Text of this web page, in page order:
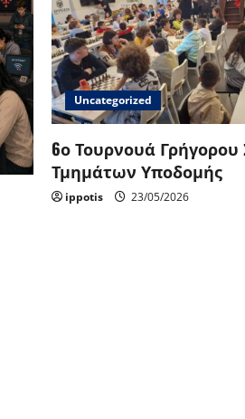
Uncategorized
6ο Τουρνουά Γρήγορου
Τμημάτων Υποδομής
ippotis 23/05/2026